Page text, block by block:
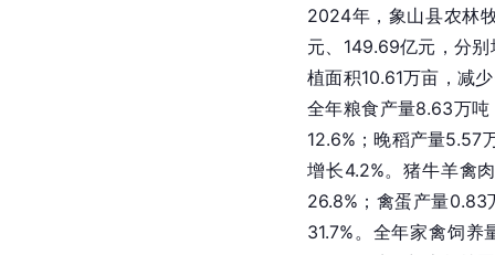
2024年，象山县农林
元、149.69亿元，分
植面积10.61万亩，减
全年粮食产量8.63万
12.6%；晚稻产量5.57
增长4.2%。猪牛羊禽
26.8%；禽蛋产量0.83
31.7%。全年家禽饲